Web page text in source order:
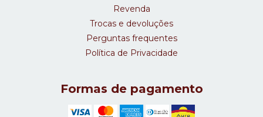
Revenda
Trocas e devoluções
Perguntas frequentes
Política de Privacidade
Formas de pagamento